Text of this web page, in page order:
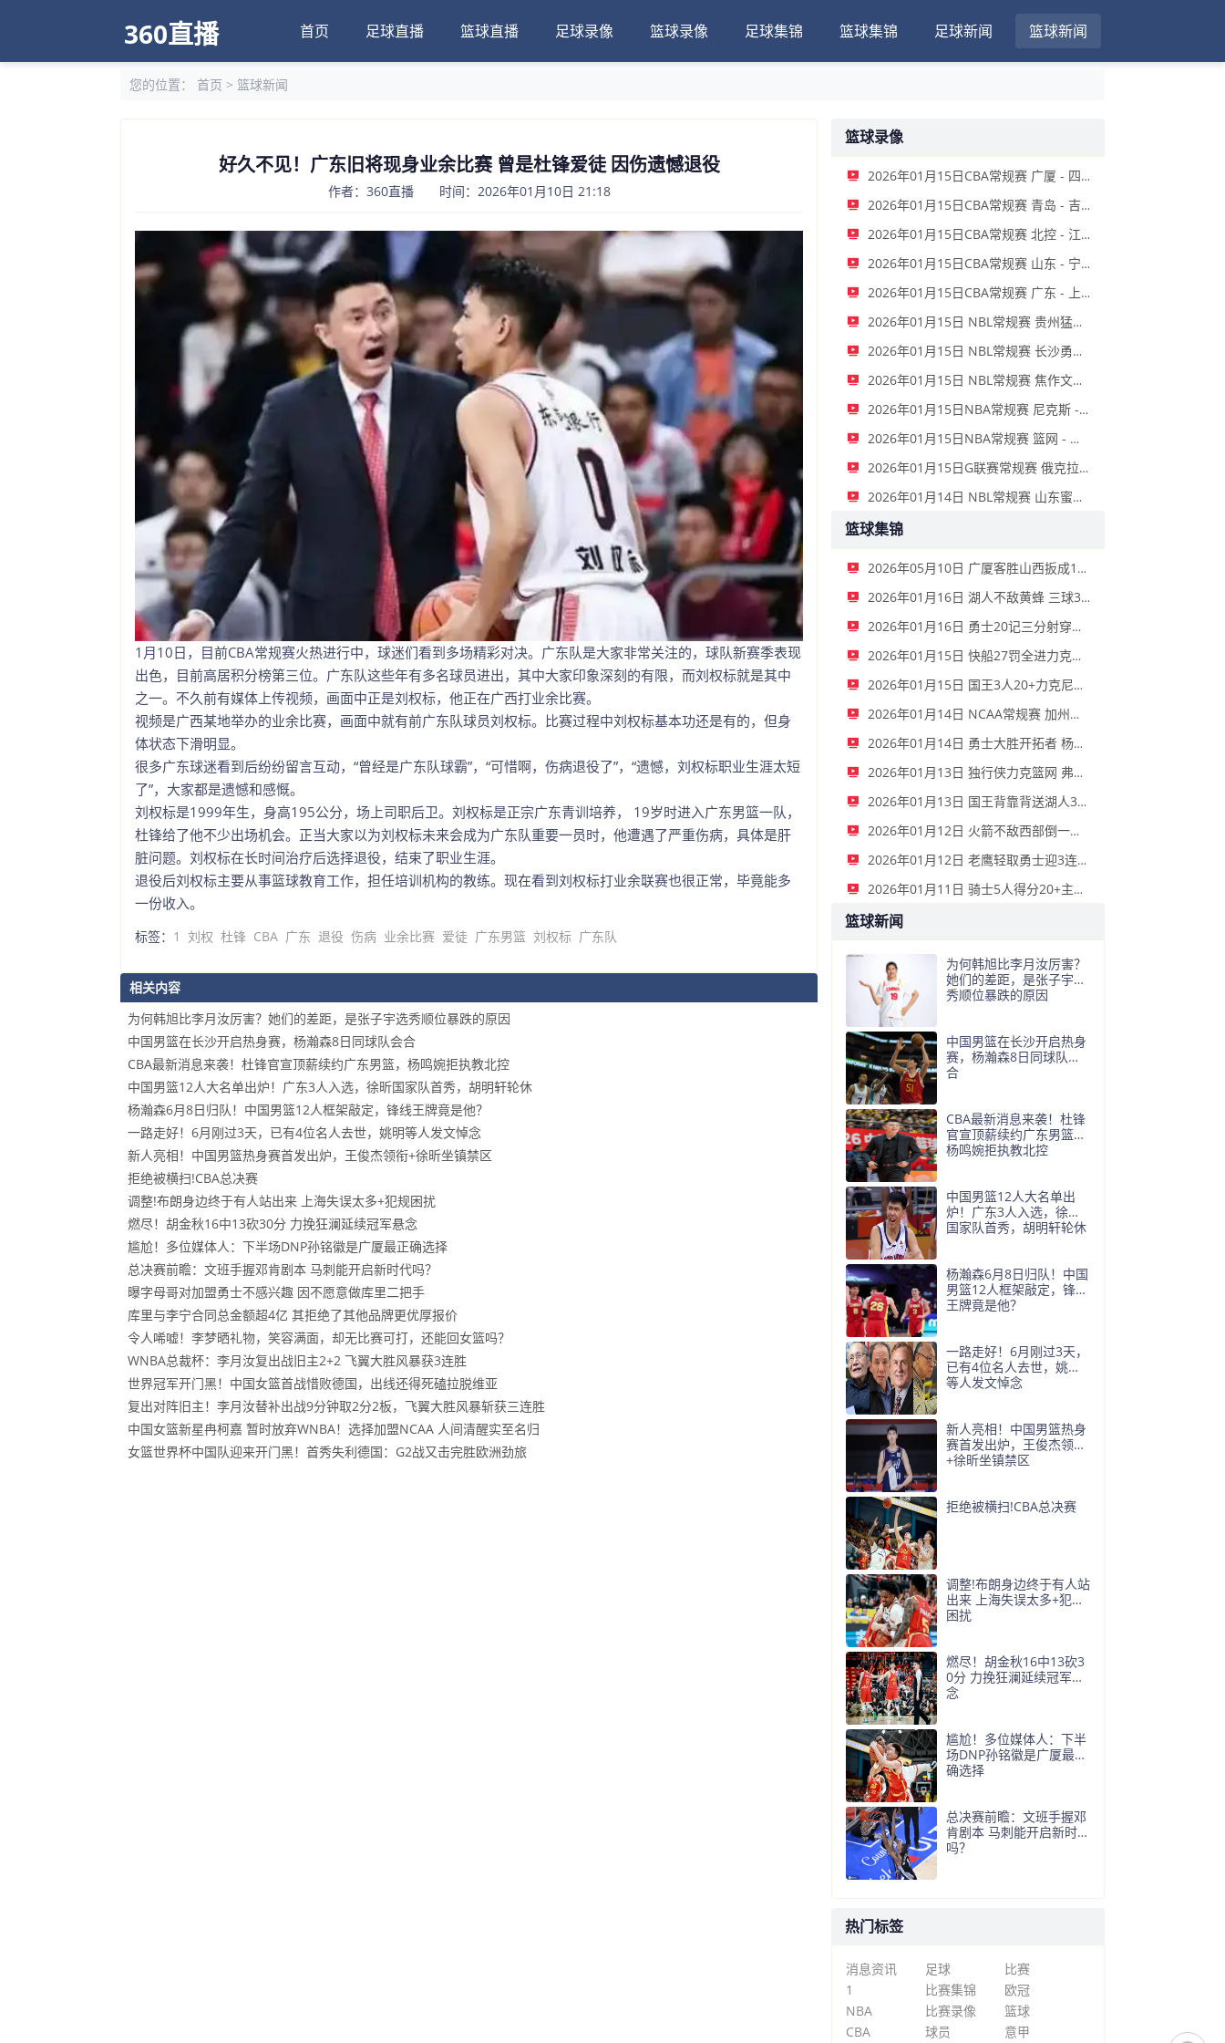
360直播 首页 足球直播 篮球直播 足球录像 篮球录像 足球集锦 篮球集锦 足球新闻 篮球新闻
您的位置： 首页 > 篮球新闻
好久不见！广东旧将现身业余比赛 曾是杜锋爱徒 因伤遗憾退役
作者：360直播 时间：2026年01月10日 21:18
1月10日，目前CBA常规赛火热进行中，球迷们看到多场精彩对决。广东队是大家非常关注的，球队新赛季表现
出色，目前高居积分榜第三位。广东队这些年有多名球员进出，其中大家印象深刻的有限，而刘权标就是其中
之一。不久前有媒体上传视频，画面中正是刘权标，他正在广西打业余比赛。
视频是广西某地举办的业余比赛，画面中就有前广东队球员刘权标。比赛过程中刘权标基本功还是有的，但身
体状态下滑明显。
很多广东球迷看到后纷纷留言互动，“曾经是广东队球霸”，“可惜啊，伤病退役了”，“遗憾，刘权标职业生涯太短
了”，大家都是遗憾和感慨。
刘权标是1999年生，身高195公分，场上司职后卫。刘权标是正宗广东青训培养， 19岁时进入广东男篮一队，
杜锋给了他不少出场机会。正当大家以为刘权标未来会成为广东队重要一员时，他遭遇了严重伤病，具体是肝
脏问题。刘权标在长时间治疗后选择退役，结束了职业生涯。
退役后刘权标主要从事篮球教育工作，担任培训机构的教练。现在看到刘权标打业余联赛也很正常，毕竟能多
一份收入。
标签： 1 刘权 杜锋 CBA 广东 退役 伤病 业余比赛 爱徒 广东男篮 刘权标 广东队
相关内容
为何韩旭比李月汝厉害？她们的差距，是张子宇选秀顺位暴跌的原因
中国男篮在长沙开启热身赛，杨瀚森8日同球队会合
CBA最新消息来袭！杜锋官宣顶薪续约广东男篮，杨鸣婉拒执教北控
中国男篮12人大名单出炉！广东3人入选，徐昕国家队首秀，胡明轩轮休
杨瀚森6月8日归队！中国男篮12人框架敲定，锋线王牌竟是他？
一路走好！6月刚过3天，已有4位名人去世，姚明等人发文悼念
新人亮相！中国男篮热身赛首发出炉，王俊杰领衔+徐昕坐镇禁区
拒绝被横扫!CBA总决赛
调整!布朗身边终于有人站出来 上海失误太多+犯规困扰
燃尽！胡金秋16中13砍30分 力挽狂澜延续冠军悬念
尴尬！多位媒体人：下半场DNP孙铭徽是广厦最正确选择
总决赛前瞻：文班手握邓肯剧本 马刺能开启新时代吗？
曝字母哥对加盟勇士不感兴趣 因不愿意做库里二把手
库里与李宁合同总金额超4亿 其拒绝了其他品牌更优厚报价
令人唏嘘！李梦晒礼物，笑容满面，却无比赛可打，还能回女篮吗？
WNBA总裁杯：李月汝复出战旧主2+2 飞翼大胜风暴获3连胜
世界冠军开门黑！中国女篮首战惜败德国，出线还得死磕拉脱维亚
复出对阵旧主！李月汝替补出战9分钟取2分2板，飞翼大胜风暴斩获三连胜
中国女篮新星冉柯嘉 暂时放弃WNBA！选择加盟NCAA 人间清醒实至名归
女篮世界杯中国队迎来开门黑！首秀失利德国：G2战又击完胜欧洲劲旅
篮球录像
2026年01月15日CBA常规赛 广厦 - 四川 全场录像
2026年01月15日CBA常规赛 青岛 - 吉林 全场录像
2026年01月15日CBA常规赛 北控 - 江苏 全场录像
2026年01月15日CBA常规赛 山东 - 宁波 全场录像
2026年01月15日CBA常规赛 广东 - 上海 全场录像
2026年01月15日 NBL常规赛 贵州猛龙 VS 合肥狂风 全场录像
2026年01月15日 NBL常规赛 长沙勇胜 VS 安徽皖江龙 全场录像
2026年01月15日 NBL常规赛 焦作文旅 VS 香港金牛 全场录像
2026年01月15日NBA常规赛 尼克斯 - 国王 全场录像
2026年01月15日NBA常规赛 篮网 - 鹈鹕 全场录像
2026年01月15日G联赛常规赛 俄克拉荷马城蓝 - 撕裂之城混音 全场录像
2026年01月14日 NBL常规赛 山东蜜獾 VS 上海玄鸟 全场录像
篮球集锦
2026年05月10日 广厦客胜山西扳成1-1 胡金秋17+11 迪亚洛关键上篮不中
2026年01月16日 湖人不敌黄蜂 三球30+11&9记三分 东契奇39分 詹姆斯29+9+6
2026年01月16日 勇士20记三分射穿尼克斯！库里27+7 巴特勒32+8 穆迪三分9中7
2026年01月15日 快船27罚全进力克奇才迎来4连胜 哈登22+5+8 伦纳德33分4断
2026年01月15日 国王3人20+力克尼克斯 德罗赞里程碑 威少11助 布伦森伤退
2026年01月14日 NCAA常规赛 加州圣玛丽大学 82 - 68 旧金山大学 全场集锦
2026年01月14日 勇士大胜开拓者 杨瀚森3分2板 巴特勒16+6+5 库里9中2送11助
2026年01月13日 独行侠力克篮网 弗拉格27+5+5 克莱18分 小波特28+9
2026年01月13日 国王背靠背送湖人3连败 东契奇空砍42+7+8+4断 威少22+5+7
2026年01月12日 火箭不敌西部倒一国王遭遇3连败！申京复出19+9 阿门31+13+6
2026年01月12日 老鹰轻取勇士迎3连胜 约翰逊23+11+6 CJ首秀12分 库里31+5
2026年01月11日 骑士5人得分20+主场复仇森林狼 米切尔28+8 爱德华兹25+5
篮球新闻
为何韩旭比李月汝厉害？
她们的差距，是张子宇选
秀顺位暴跌的原因
中国男篮在长沙开启热身
赛，杨瀚森8日同球队会
合
CBA最新消息来袭！杜锋
官宣顶薪续约广东男篮，
杨鸣婉拒执教北控
中国男篮12人大名单出
炉！广东3人入选，徐昕
国家队首秀，胡明轩轮休
杨瀚森6月8日归队！中国
男篮12人框架敲定，锋线
王牌竟是他？
一路走好！6月刚过3天，
已有4位名人去世，姚明
等人发文悼念
新人亮相！中国男篮热身
赛首发出炉，王俊杰领衔
+徐昕坐镇禁区
拒绝被横扫!CBA总决赛
调整!布朗身边终于有人站
出来 上海失误太多+犯规
困扰
燃尽！胡金秋16中13砍3
0分 力挽狂澜延续冠军悬
念
尴尬！多位媒体人：下半
场DNP孙铭徽是广厦最正
确选择
总决赛前瞻：文班手握邓
肯剧本 马刺能开启新时代
吗？
热门标签
消息资讯 足球
比赛
1
比赛集锦
欧冠
NBA
比赛录像
篮球
CBA
球员 意甲